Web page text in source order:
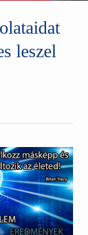
leszel